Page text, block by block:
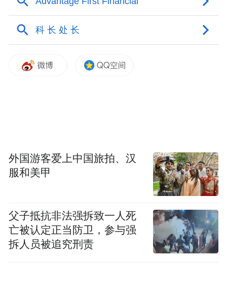
2024年1月，重庆两江新区党工委副书记、管
委会副主任
2025年1月，任重庆两江新区党工委副书记、
频)为凤凰网旗下自媒体平台“大风号”用户上传并发
布，本平台仅提供信息存储空间服务。
Notice: The content above (including the videos,
pictures and audios if any) is uploaded and posted
platform and merely provides information storage
space services.”
外国游客爱上中国旅拍、汉
服和美甲
父子抵抗非法强拆致一人死
亡被认定正当防卫，参与强
拆人员被追究刑责